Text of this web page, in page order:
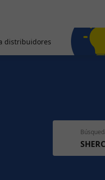
distribuidores